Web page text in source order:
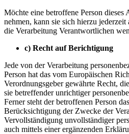
Möchte eine betroffene Person dieses
nehmen, kann sie sich hierzu
die Verarbeitung Verantwortlichen
c) Recht auf Berichtigung
Jede von der Verarbeitung
Person hat das vom Europäischen
Verordnungsgeber gewährte Recht,
sie betreffender unrichtiger
Ferner steht der betroffenen Person
Berücksichtigung der Zwecke der
Vervollständigung unvollständiger
auch mittels einer ergänzenden